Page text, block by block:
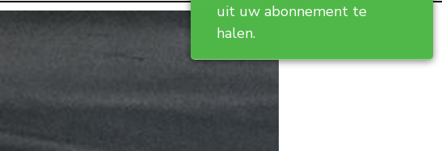
uit uw abonnement te
halen.